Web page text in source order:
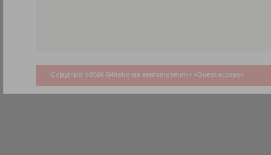
Copyright ©2026 Göteborgs stadsmuseum • <Guest access>